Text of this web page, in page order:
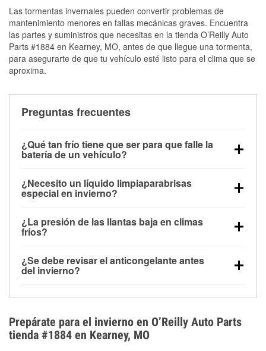
Las tormentas invernales pueden convertir problemas de
mantenimiento menores en fallas mecánicas graves. Encuentra
las partes y suministros que necesitas en la tienda O’Reilly Auto
Parts #1884 en Kearney, MO, antes de que llegue una tormenta,
para asegurarte de que tu vehículo esté listo para el clima que se
aproxima.
Preguntas frecuentes
¿Qué tan frío tiene que ser para que falle la
batería de un vehículo?
debajo de los 32 °F y puede perder hasta la mitad de
su potencia de arranque cerca de los 0 °F, lo que
arranque.
¿Necesito un líquido limpiaparabrisas
especial en invierno?
la congelación y ayuda a disolver la sal y la nieve
derretida en la carretera para mejorar la visibilidad.
¿La presión de las llantas baja en climas
fríos?
alrededor de 1 PSI por cada 10 °F que baja la
temperatura. Puedes obtener más información sobre
¿Se debe revisar el anticongelante antes
del invierno?
el sobrecalentamiento en condiciones de frío
extremo. Aprende cómo comprobar la protección
anticongelante en nuestra sección How-To.
Prepárate para el invierno en O’Reilly Auto Parts
tienda #1884 en Kearney, MO